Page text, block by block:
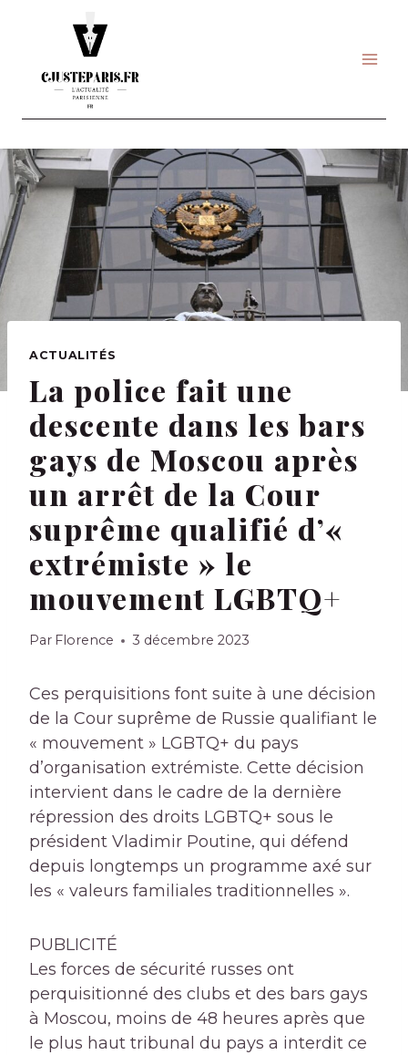
ACTUALITÉS
La police fait une
descente dans les bars
gays de Moscou après
un arrêt de la Cour
suprême qualifié d’«
extrémiste » le
mouvement LGBTQ+
Par Florence 3 décembre 2023
Ces perquisitions font suite à une décision
de la Cour suprême de Russie qualifiant le
« mouvement » LGBTQ+ du pays
d’organisation extrémiste. Cette décision
intervient dans le cadre de la dernière
répression des droits LGBTQ+ sous le
président Vladimir Poutine, qui défend
depuis longtemps un programme axé sur
les « valeurs familiales traditionnelles ».
PUBLICITÉ
Les forces de sécurité russes ont
perquisitionné des clubs et des bars gays
à Moscou, moins de 48 heures après que
le plus haut tribunal du pays a interdit ce